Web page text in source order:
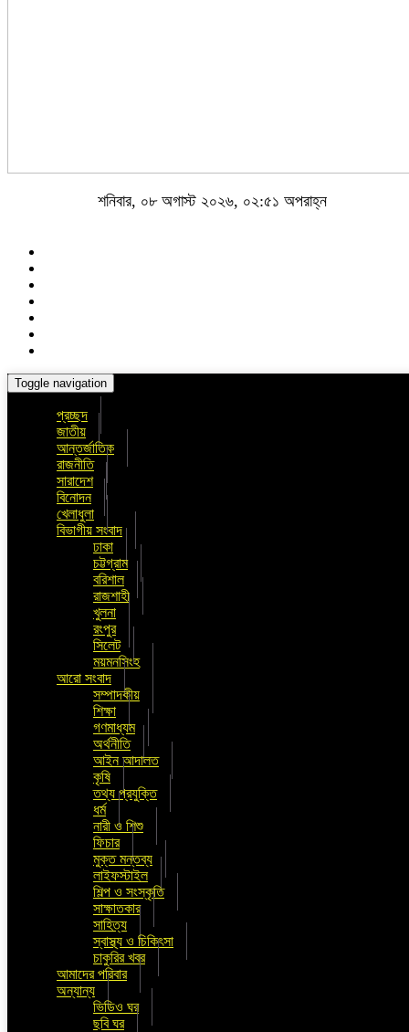
শনিবার, ০৮ অগাস্ট ২০২৬, ০২:৫১ অপরাহ্ন
Toggle navigation
প্রচ্ছদ
জাতীয়
আন্তর্জাতিক
রাজনীতি
সারাদেশ
বিনোদন
খেলাধুলা
বিভাগীয় সংবাদ
ঢাকা
চট্টগ্রাম
বরিশাল
রাজশাহী
খুলনা
রংপুর
সিলেট
ময়মনসিংহ
আরো সংবাদ
সম্পাদকীয়
শিক্ষা
গণমাধ্যম
অর্থনীতি
আইন আদালত
কৃষি
তথ্য প্রযুক্তি
ধর্ম
নারী ও শিশু
ফিচার
মুক্ত মন্তব্য
লাইফস্টাইল
শিল্প ও সংস্কৃতি
সাক্ষাতকার
সাহিত্য
স্বাস্থ্য ও চিকিৎসা
চাকুরির খবর
আমাদের পরিবার
অন্যান্য
ভিডিও ঘর
ছবি ঘর